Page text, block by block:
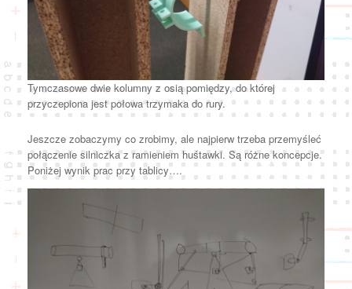
Tymczasowe dwie kolumny z osią pomiędzy, do której
przyczepiona jest połowa trzymaka do rury.
Jeszcze zobaczymy co zrobimy, ale najpierw trzeba przemyśleć
połączenie silniczka z ramieniem huśtawki. Są różne koncepcje.
Poniżej wynik prac przy tablicy….